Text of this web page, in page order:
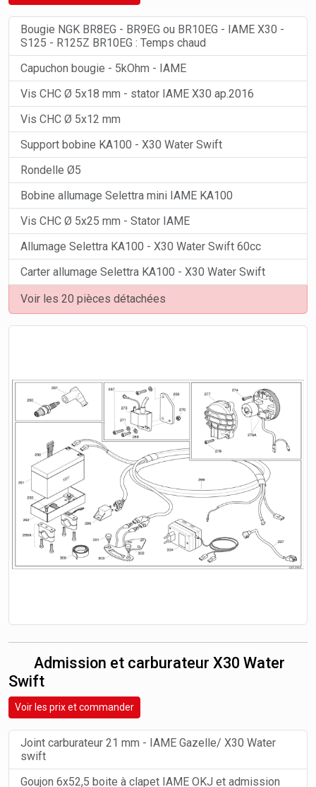
Bougie NGK BR8EG - BR9EG ou BR10EG - IAME X30 -
S125 - R125Z BR10EG : Temps chaud
Capuchon bougie - 5kOhm - IAME
Vis CHC Ø 5x18 mm - stator IAME X30 ap.2016
Vis CHC Ø 5x12 mm
Support bobine KA100 - X30 Water Swift
Rondelle Ø5
Bobine allumage Selettra mini IAME KA100
Vis CHC Ø 5x25 mm - Stator IAME
Allumage Selettra KA100 - X30 Water Swift 60cc
Carter allumage Selettra KA100 - X30 Water Swift
Voir les 20 pièces détachées
Admission et carburateur X30 Water
Swift
Voir les prix et commander
Joint carburateur 21 mm - IAME Gazelle/ X30 Water
swift
Goujon 6x52,5 boite à clapet IAME OKJ et admission